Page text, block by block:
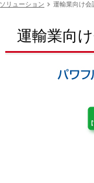
リューション 運輸業向け会
運輸業向